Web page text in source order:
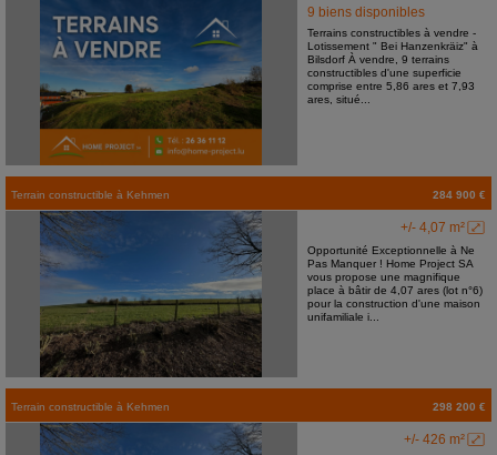
9 biens disponibles
Terrains constructibles à vendre -
Lotissement " Bei Hanzenkräiz" à
Bilsdorf À vendre, 9 terrains
constructibles d'une superficie
comprise entre 5,86 ares et 7,93
ares, situé...
Terrain constructible à Kehmen 284 900 €
+/- 4,07 m²
Opportunité Exceptionnelle à Ne
Pas Manquer ! Home Project SA
vous propose une magnifique
place à bâtir de 4,07 ares (lot n°6)
pour la construction d'une maison
unifamiliale i...
Terrain constructible à Kehmen 298 200 €
+/- 426 m²